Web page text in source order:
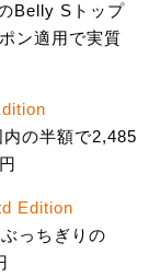
Belly Sトップ
ン適用で実質
の半額で2,485
Edition
っちぎりの